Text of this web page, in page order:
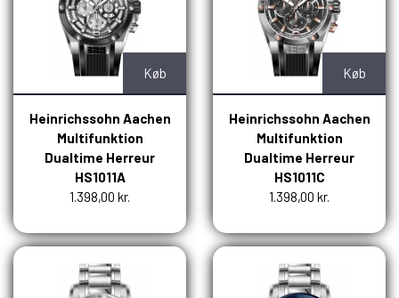
Køb
Heinrichssohn Aachen
Multifunktion
Dualtime Herreur
HS1011A
1.398,00 kr.
Køb
Heinrichssohn Aachen
Multifunktion
Dualtime Herreur
HS1011C
1.398,00 kr.